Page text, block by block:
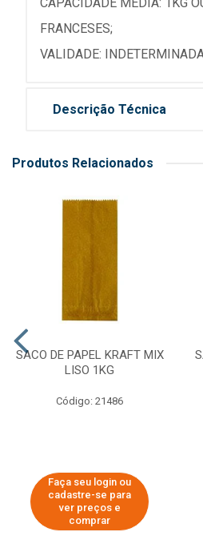
FRANCESES;
VALIDADE:
Descrição Técnica
Produtos Relacionados
SACO DE PAPEL KRAFT MIX
LISO 1KG
Código: 21486
Faça seu login ou
cadastre-se para
ver preços e
comprar